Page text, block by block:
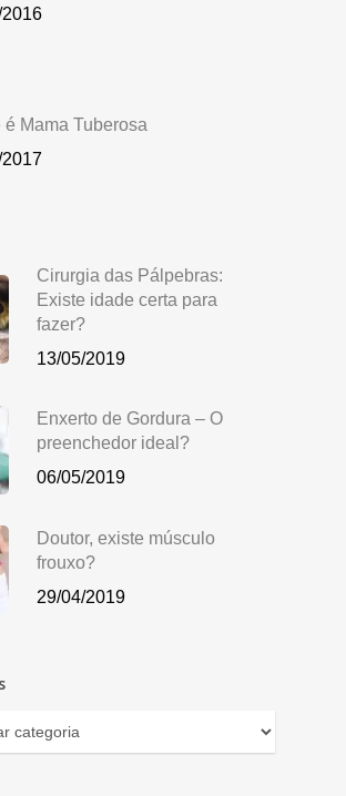
é Mama Tuberosa
Cirurgia das Pálpebras:
Existe idade certa para
fazer?
13/05/2019
Enxerto de Gordura – O
preenchedor ideal?
06/05/2019
Doutor, existe músculo
frouxo?
29/04/2019